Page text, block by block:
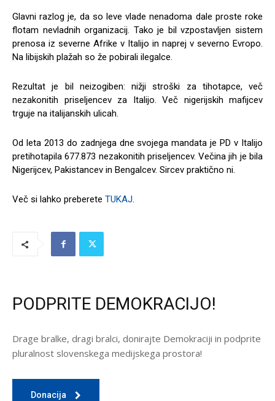
Glavni razlog je, da so leve vlade nenadoma dale proste roke
flotam nevladnih organizacij. Tako je bil vzpostavljen sistem
prenosa iz severne Afrike v Italijo in naprej v severno Evropo.
Na libijskih plažah so že pobirali ilegalce.
Rezultat je bil neizogiben: nižji stroški za tihotapce, več
nezakonitih priseljencev za Italijo. Več nigerijskih mafijcev
trguje na italijanskih ulicah.
Od leta 2013 do zadnjega dne svojega mandata je PD v Italijo
pretihotapila 677.873 nezakonitih priseljencev. Večina jih je bila
Nigerijcev, Pakistancev in Bengalcev. Sircev praktično ni.
Več si lahko preberete TUKAJ.
PODPRITE DEMOKRACIJO!
Drage bralke, dragi bralci, donirajte Demokraciji in podprite
pluralnost slovenskega medijskega prostora!
Donacija